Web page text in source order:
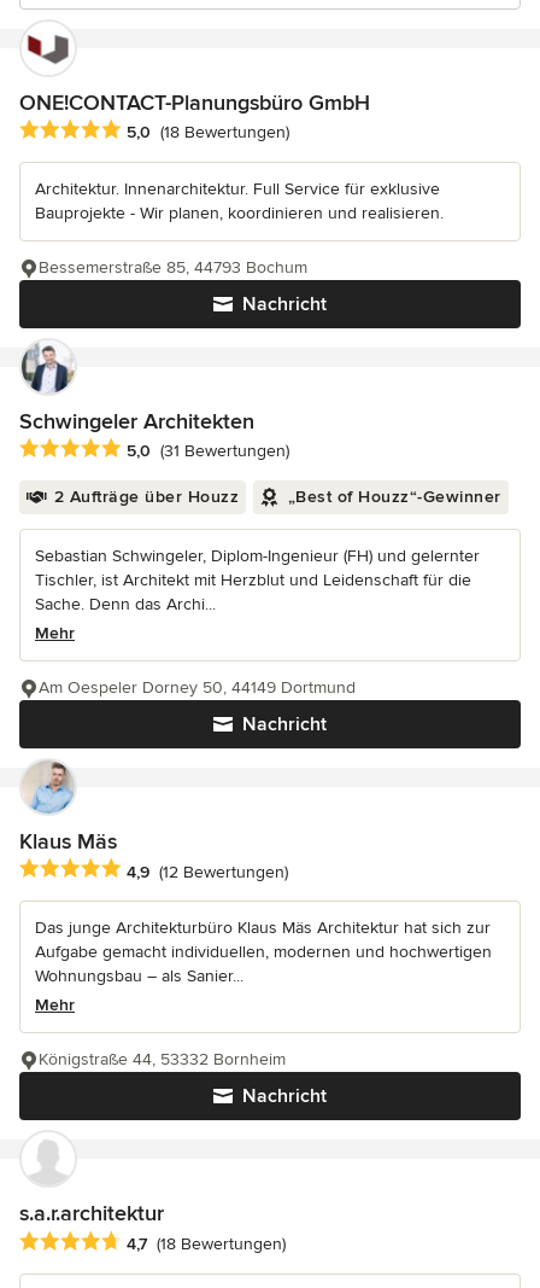
ONE!CONTACT-Planungsbüro GmbH
Durchschnittliche Bewertung: 5 von 5 Sternen
5,0 (18 Bewertungen)
Architektur. Innenarchitektur. Full Service für exklusive
Bauprojekte - Wir planen, koordinieren und realisieren.
Nachricht
Bessemerstraße 85, 44793 Bochum
Schwingeler Architekten
Durchschnittliche Bewertung: 5 von 5 Sternen
5,0 (31 Bewertungen)
2 Aufträge über Houzz „Best of Houzz“-Gewinner
Sebastian Schwingeler, Diplom-Ingenieur (FH) und gelernter
Tischler, ist Architekt mit Herzblut und Leidenschaft für die
Sache. Denn das Archi...
Mehr
Nachricht
Am Oespeler Dorney 50, 44149 Dortmund
Klaus Mäs
Durchschnittliche Bewertung: 4.9 von 5 Sternen
4,9 (12 Bewertungen)
Das junge Architekturbüro Klaus Mäs Architektur hat sich zur
Aufgabe gemacht individuellen, modernen und hochwertigen
Wohnungsbau – als Sanier...
Mehr
Nachricht
Königstraße 44, 53332 Bornheim
s.a.r.architektur
Durchschnittliche Bewertung: 4.7 von 5 Sternen
4,7 (18 Bewertungen)